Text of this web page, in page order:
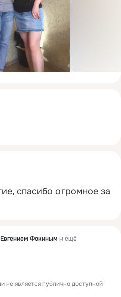
спасибо огромное за
Евгением Фокиным и ещё
не является публично доступной